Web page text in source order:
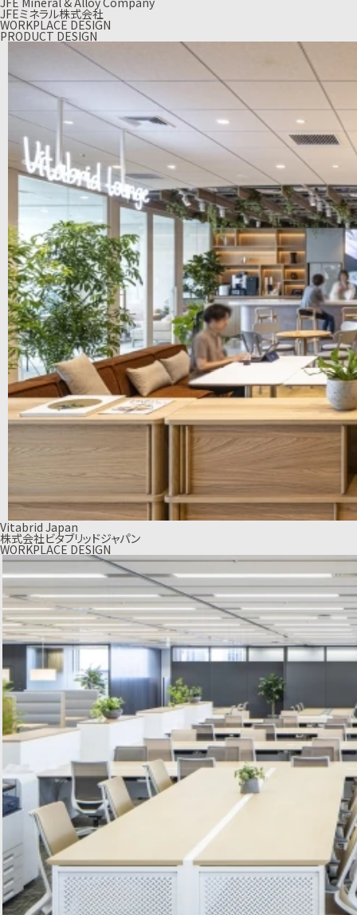
JFEミネラル株式会社
WORKPLACE DESIGN
PRODUCT DESIGN
Vitabrid Japan
株式会社ビタブリッドジャパン
WORKPLACE DESIGN